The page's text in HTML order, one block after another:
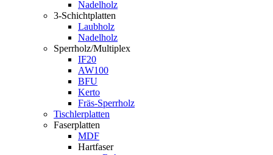
Nadelholz
3-Schichtplatten
Laubholz
Nadelholz
Sperrholz/Multiplex
IF20
AW100
BFU
Kerto
Fräs-Sperrholz
Tischlerplatten
Faserplatten
MDF
Hartfaser